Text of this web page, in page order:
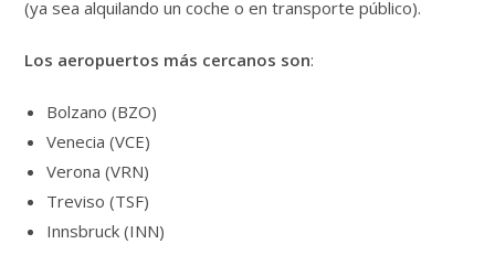
(ya sea alquilando un coche o en transporte público).
Los aeropuertos más cercanos son:
Bolzano (BZO)
Venecia (VCE)
Verona (VRN)
Treviso (TSF)
Innsbruck (INN)